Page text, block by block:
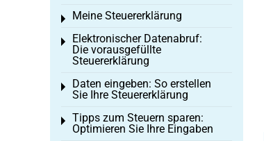
Meine Steuererklärung
Toggle menu
Elektronischer Datenabruf:
Die vorausgefüllte
Steuererklärung
Toggle menu
Daten eingeben: So erstellen
Sie Ihre Steuererklärung
Toggle menu
Tipps zum Steuern sparen:
Optimieren Sie Ihre Eingaben
Toggle menu